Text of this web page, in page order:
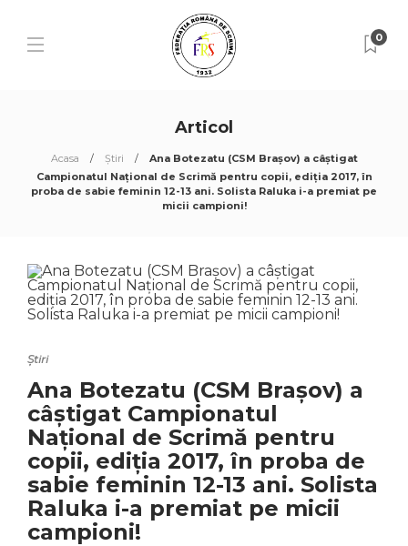
0
Articol
Acasa Știri
Ana Botezatu (CSM Brașov) a câștigat
Campionatul Național de Scrimă pentru copii, ediția 2017, în
proba de sabie feminin 12-13 ani. Solista Raluka i-a premiat pe
micii campioni!
Știri
Ana Botezatu (CSM Brașov) a
câștigat Campionatul
Național de Scrimă pentru
copii, ediția 2017, în proba de
sabie feminin 12-13 ani. Solista
Raluka i-a premiat pe micii
campioni!